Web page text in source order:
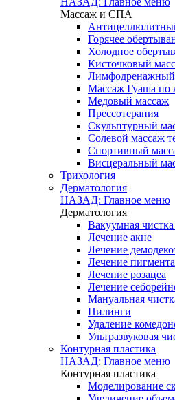
Массаж и СПА
Горячее
Холодное
Кисточковый
Лимфодренажный
Массаж Гуаша по
Медовый массаж
Прессотерапия
Скульптурный
Солевой массаж
Спортивный
Висцеральный
Трихология
Дерматология
НАЗАД: Главное меню
Дерматология
Вакуумная
Лечение акне
Лечение
Лечение
Лечение розацеа
Лечение
Мануальная
Пилинги
Удаление
Ультразвуковая
Контурная пластика
НАЗАД: Главное меню
Контурная пластика
Моделирование